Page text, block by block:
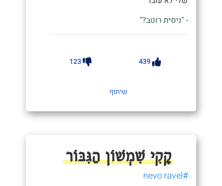
- "ניסית רוטב?"
439
123
שיתוף
קָקִי שִׁמְשׁוֹן הַגִּבּוֹר
#nevo ravel